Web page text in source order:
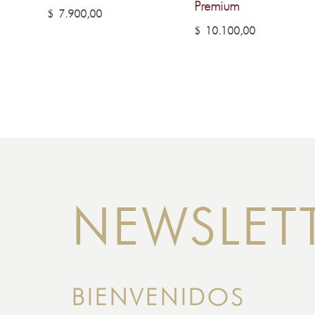
$ 7.900,00
Premium
$ 10.100,00
BIENVENIDOS